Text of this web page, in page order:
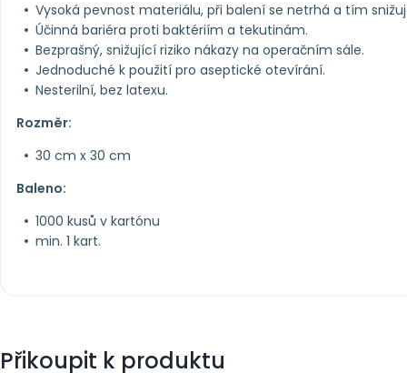
Vysoká pevnost materiálu, při balení se netrhá a tím
Účinná bariéra proti baktériím a tekutinám.
Bezprašný, snižující riziko nákazy na operačním sále.
Jednoduché k použití pro aseptické otevírání.
Nesterilní, bez latexu.
Rozměr:
30 cm x 30 cm
Baleno:
1000 kusů v kartónu
min. 1 kart.
Přikoupit k produktu